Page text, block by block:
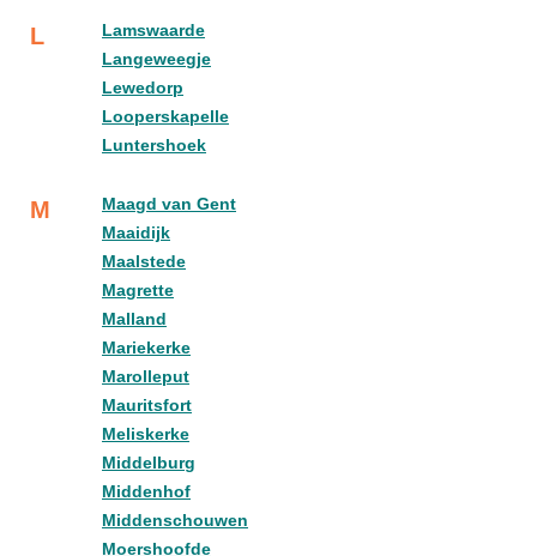
L
Lamswaarde
Langeweegje
Lewedorp
Looperskapelle
Luntershoek
M
Maagd van Gent
Maaidijk
Maalstede
Magrette
Malland
Mariekerke
Marolleput
Mauritsfort
Meliskerke
Middelburg
Middenhof
Middenschouwen
Moershoofde